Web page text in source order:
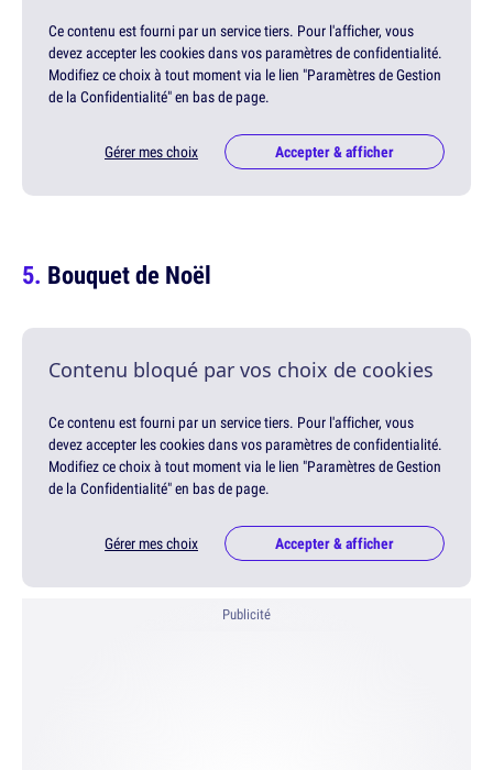
Ce contenu est fourni par un service tiers. Pour l'afficher, vous
devez accepter les cookies dans vos paramètres de confidentialité.
Modifiez ce choix à tout moment via le lien "Paramètres de Gestion
de la Confidentialité" en bas de page.
Gérer mes choix Accepter & afficher
Bouquet de Noël
Contenu bloqué par vos choix de cookies
Ce contenu est fourni par un service tiers. Pour l'afficher, vous
devez accepter les cookies dans vos paramètres de confidentialité.
Modifiez ce choix à tout moment via le lien "Paramètres de Gestion
de la Confidentialité" en bas de page.
Gérer mes choix Accepter & afficher
Publicité